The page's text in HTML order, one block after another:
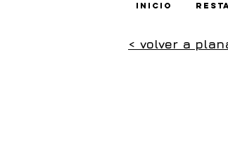
Inicio
< volver a